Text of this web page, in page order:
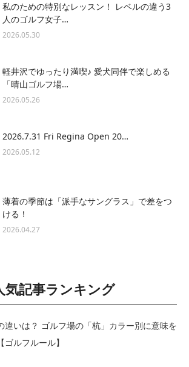
私のための特別なレッスン！ レベルの違う3
人のゴルフ女子…
2026.05.30
軽井沢でゆったり満喫♪ 愛犬同伴で楽しめる
「晴山ゴルフ場…
2026.05.26
2026.7.31 Fri Regina Open 20…
2026.05.12
薄着の季節は「派手なサングラス」で差をつ
ける！
2026.04.27
気記事ランキング
違いは？ ゴルフ場の「杭」カラー別に意味を
ルフルール】